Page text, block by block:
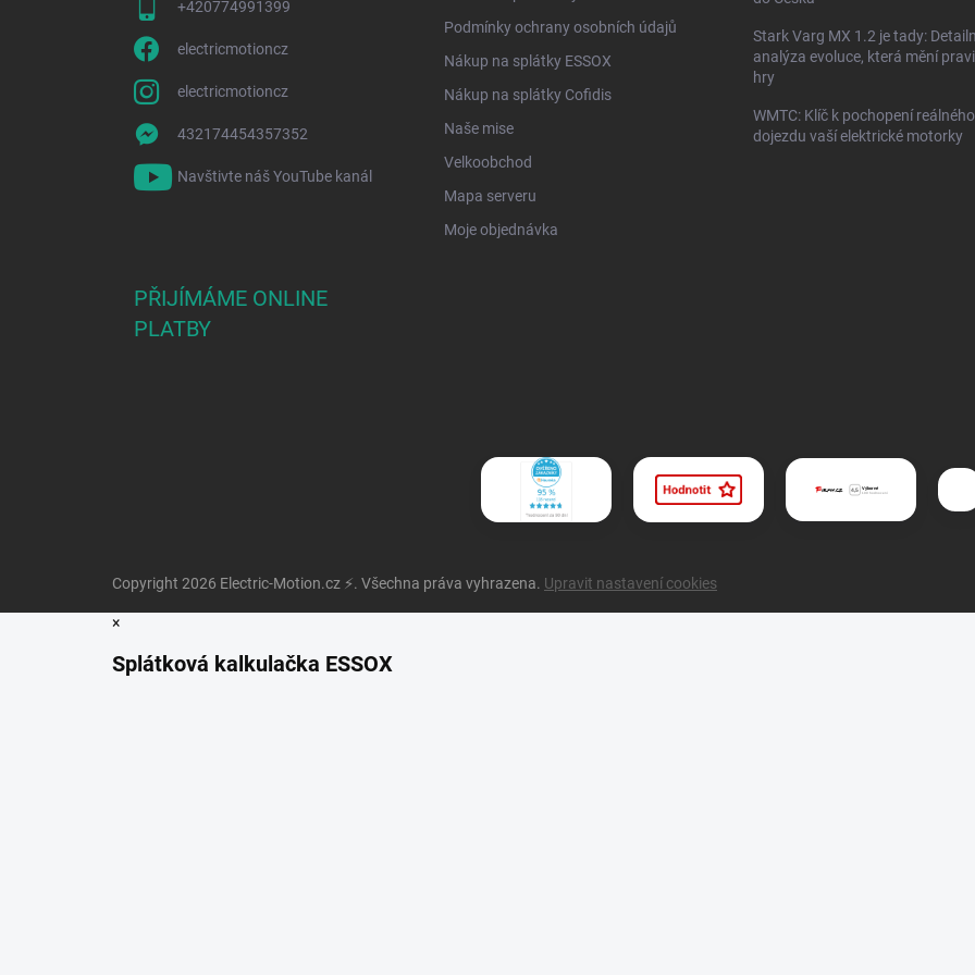
+420774991399
electricmotioncz
electricmotioncz
432174454357352
Navštivte náš YouTube kanál
Podmínky ochrany osobních údajů
Nákup na splátky ESSOX
Nákup na splátky Cofidis
Naše mise
Velkoobchod
Mapa serveru
Moje objednávka
Stark Varg MX 1.2 je tady:
analýza evoluce, která mění
hry
WMTC: Klíč k pochopení reálného
dojezdu vaší elektrické motorky
PŘIJÍMÁME ONLINE
PLATBY
Copyright 2026 Electric-Motion.cz ⚡. Všechna práva vyhrazena. Upravit nastavení cookies
×
Splátková kalkulačka ESSOX